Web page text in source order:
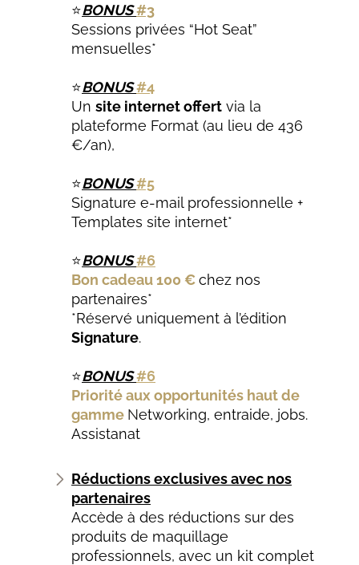
⭐BONUS#3
Sessions privées “Hot Seat”
mensuelles*
⭐BONUS#4
Un site internet offert via la
plateforme Format (au lieu de 436
€/an),
⭐BONUS#5
Signature e-mail professionnelle +
Templates site internet*
⭐BONUS#6
Bon cadeau 100 €chez nos
partenaires*
*Réservé uniquement à l’édition
Signature.
⭐BONUS#6
Priorité aux opportunités haut de
gamme Networking, entraide, jobs.
Assistanat
Réductions exclusives avec nos
partenaires
Accède à des réductions sur des
produits de maquillage
professionnels, avec un kit complet